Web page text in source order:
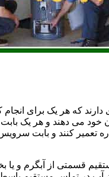
که هر یک برای
خود می دهند و هر یک
کنند و بابت سرویس
از آبگرم و یا